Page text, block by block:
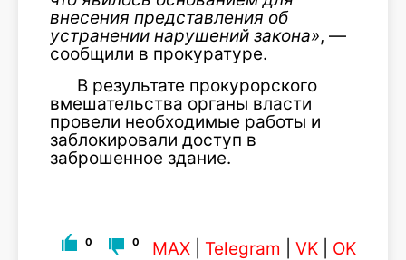
внесения представления об
устранении нарушений закона», —
сообщили в прокуратуре.
В результате прокурорского
вмешательства органы власти
провели необходимые работы и
заблокировали доступ в
заброшенное здание.
0 0 MAX Telegram VK OK